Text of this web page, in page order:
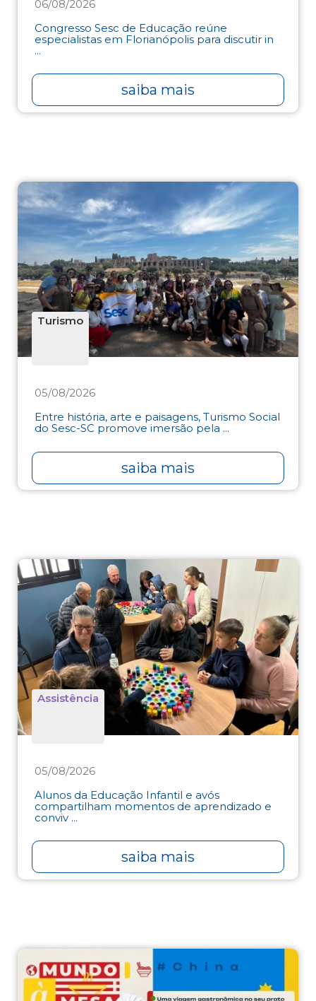
06/08/2026
Congresso Sesc de Educação reúne
especialistas em Florianópolis para discutir in
...
saiba mais
Turismo
05/08/2026
Entre história, arte e paisagens, Turismo Social
do Sesc-SC promove imersão pela ...
saiba mais
Assistência
05/08/2026
Alunos da Educação Infantil e avós
compartilham momentos de aprendizado e
conviv ...
saiba mais